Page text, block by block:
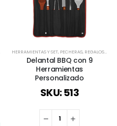
TIEMPO LIBRE / OUTDOOR,TODOS,VIAJES Y
HERRAMIENTAS Y SET, PECHERAS, REGALOS DÍA DEL PADRE
Delantal BBQ con 9
Herramientas
Personalizado
SKU: 513